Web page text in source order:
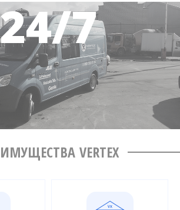
VERTEX